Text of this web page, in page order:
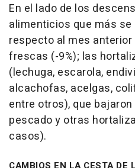
En el lado de los
alimenticios que más
respecto al mes
frescas (-9%); las
(lechuga, escarola,
alcachofas, acelgas,
entre otros), que
pescado y otras
casos).